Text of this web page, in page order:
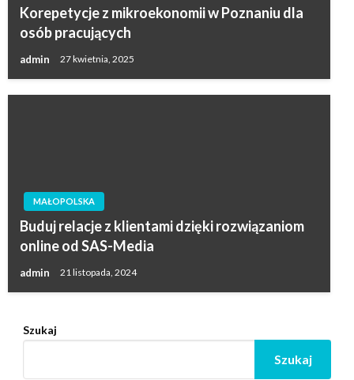
Korepetycje z mikroekonomii w Poznaniu dla
osób pracujących
admin 27 kwietnia, 2025
MAŁOPOLSKA
Buduj relacje z klientami dzięki rozwiązaniom
online od SAS-Media
admin 21 listopada, 2024
Szukaj
Szukaj